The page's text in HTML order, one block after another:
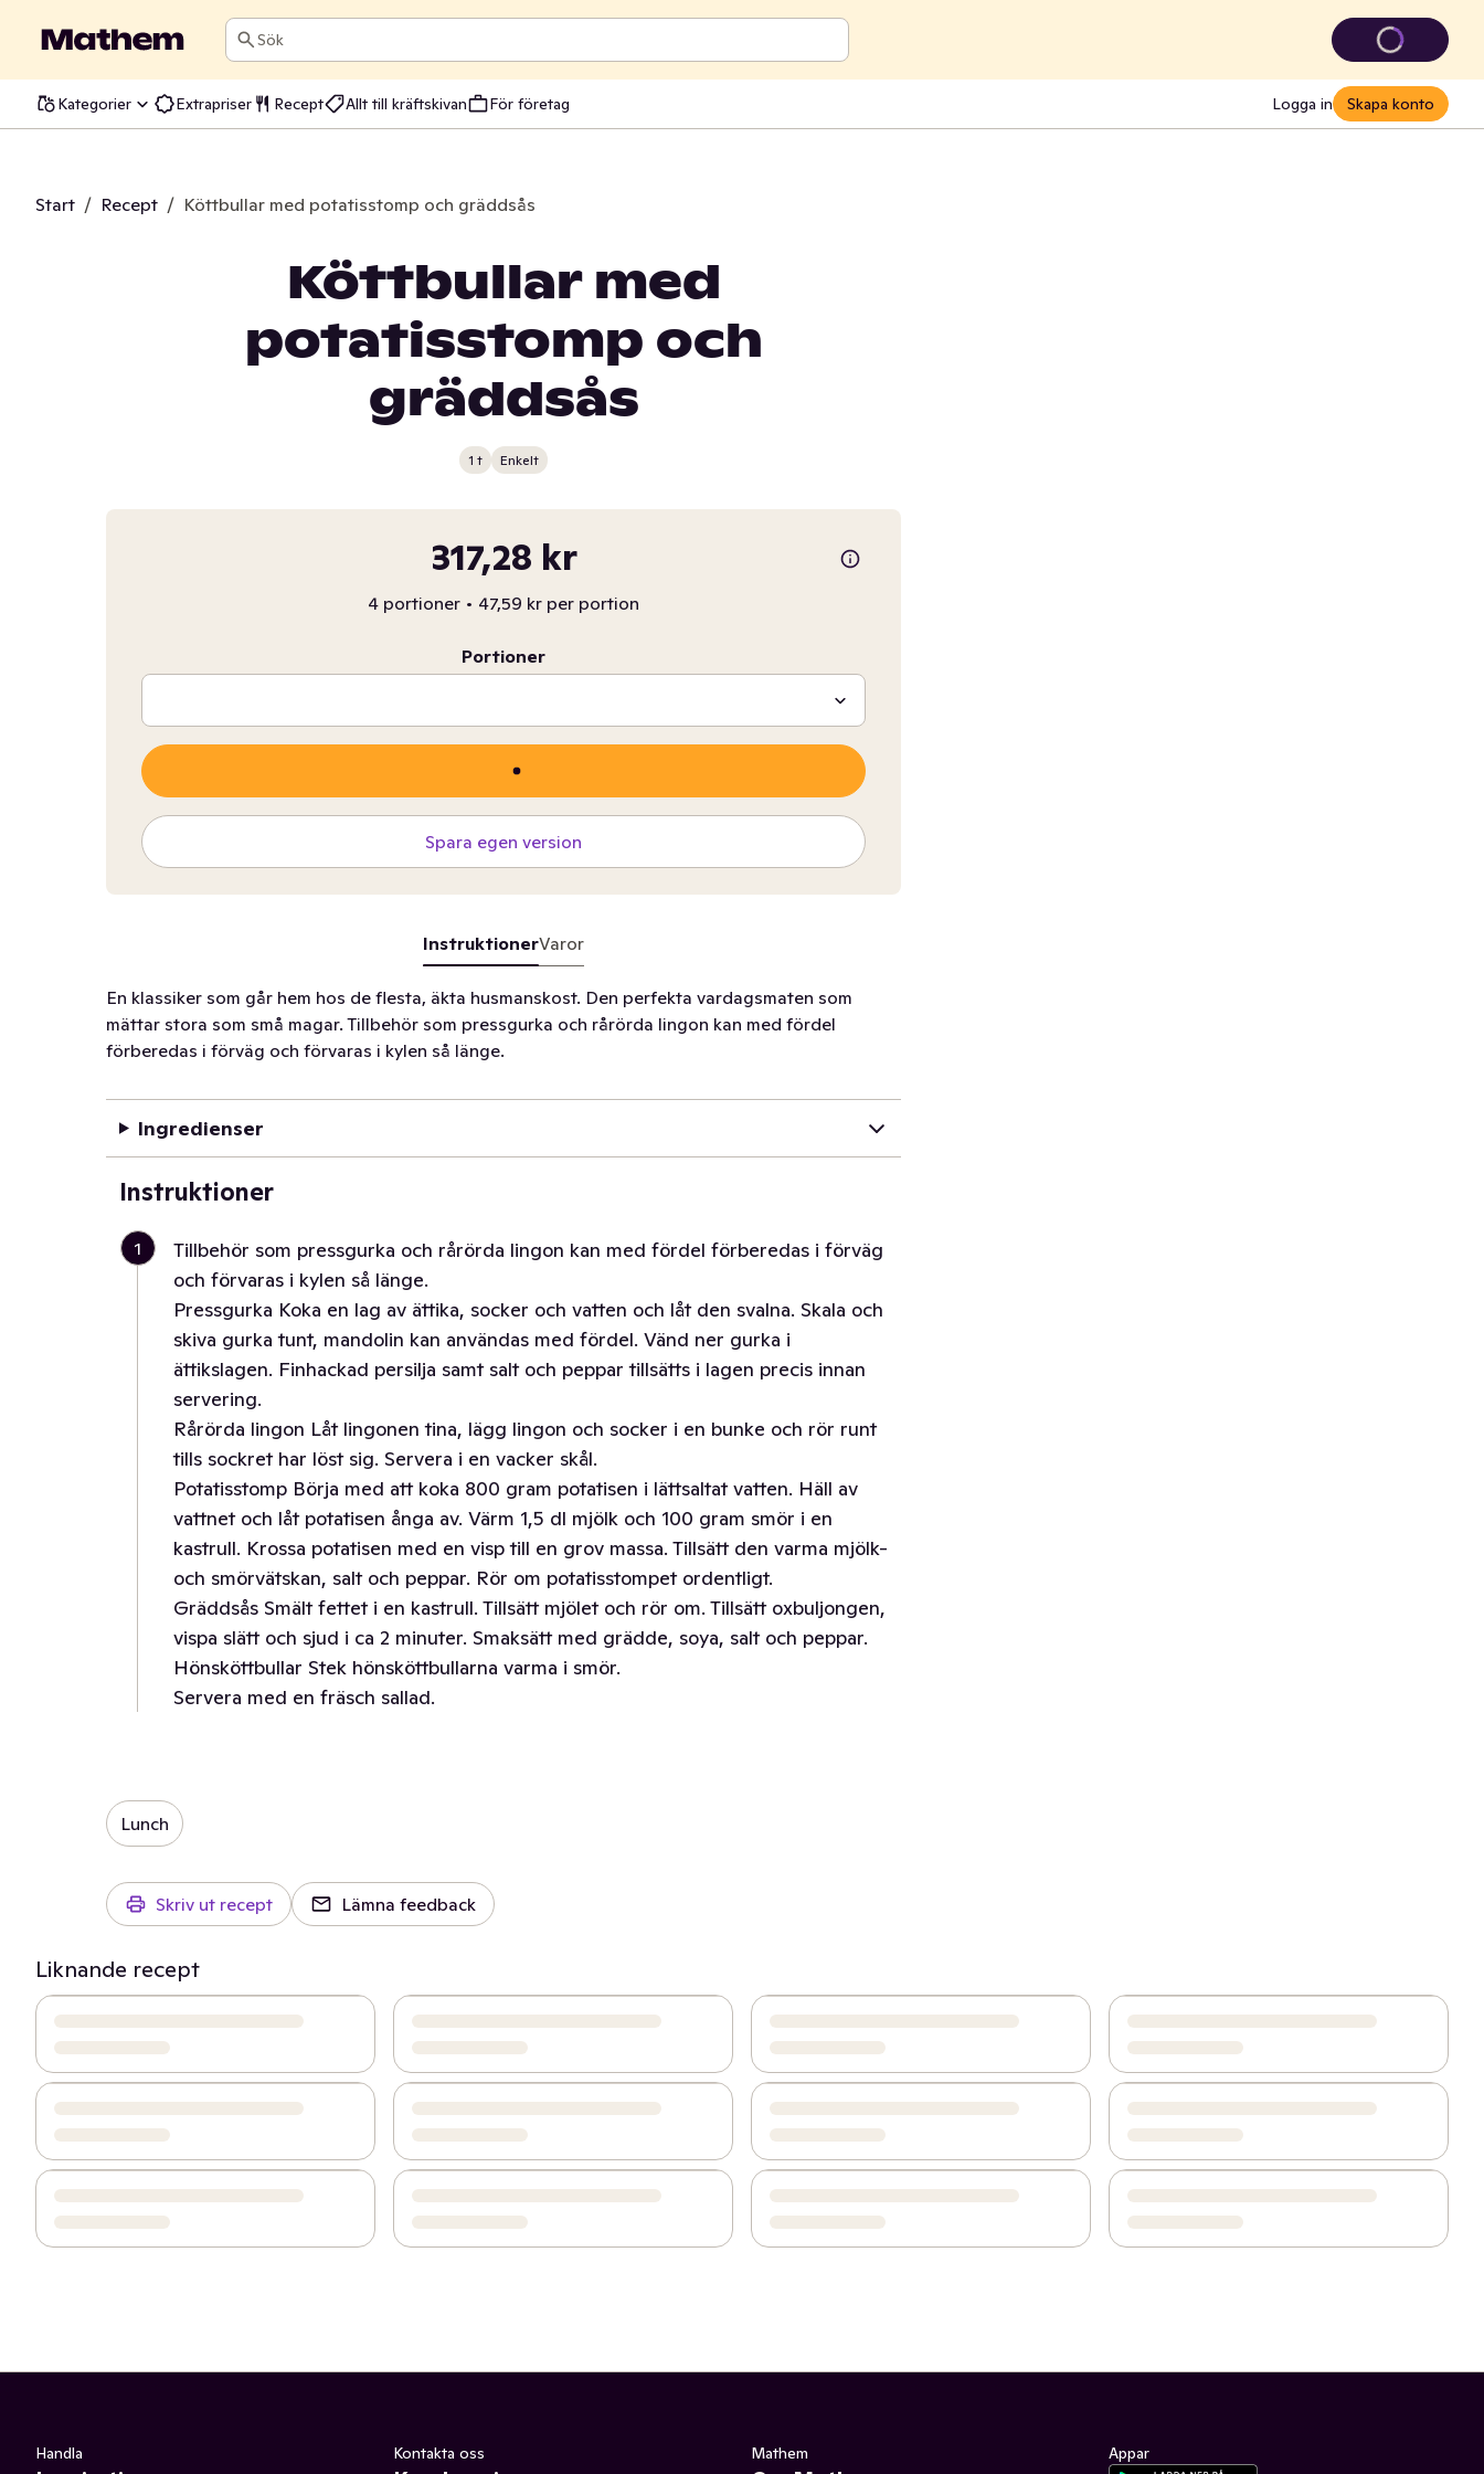
Sök
Kategorier Extrapriser Recept Allt till kräftskivan För företag Logga in Skapa konto
Start / Recept / Köttbullar med potatisstomp och gräddsås
Köttbullar med
potatisstomp och
gräddsås
1 t Enkelt
317,28 kr
4 portioner • 47,59 kr per portion
Portioner
Spara egen version
InstruktionerVaror
En klassiker som går hem hos de flesta, äkta husmanskost. Den perfekta vardagsmaten som
mättar stora som små magar. Tillbehör som pressgurka och rårörda lingon kan med fördel
förberedas i förväg och förvaras i kylen så länge.
Ingredienser
Instruktioner
1
Tillbehör som pressgurka och rårörda lingon kan med fördel förberedas i förväg
och förvaras i kylen så länge.
Pressgurka Koka en lag av ättika, socker och vatten och låt den svalna. Skala och
skiva gurka tunt, mandolin kan användas med fördel. Vänd ner gurka i
ättikslagen. Finhackad persilja samt salt och peppar tillsätts i lagen precis innan
servering.
Rårörda lingon Låt lingonen tina, lägg lingon och socker i en bunke och rör runt
tills sockret har löst sig. Servera i en vacker skål.
Potatisstomp Börja med att koka 800 gram potatisen i lättsaltat vatten. Häll av
vattnet och låt potatisen ånga av. Värm 1,5 dl mjölk och 100 gram smör i en
kastrull. Krossa potatisen med en visp till en grov massa. Tillsätt den varma mjölk-
och smörvätskan, salt och peppar. Rör om potatisstompet ordentligt.
Gräddsås Smält fettet i en kastrull. Tillsätt mjölet och rör om. Tillsätt oxbuljongen,
vispa slätt och sjud i ca 2 minuter. Smaksätt med grädde, soya, salt och peppar.
Hönsköttbullar Stek hönsköttbullarna varma i smör.
Servera med en fräsch sallad.
Lunch
Skriv ut recept Lämna feedback
Liknande recept
Handla Kontakta oss Mathem Appar